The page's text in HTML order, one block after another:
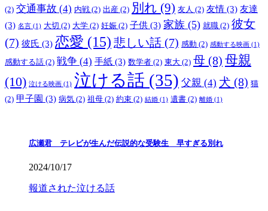
(2) 交通事故 (4) 内戦 (2) 出産 (2) 別れ (9) 友人 (2) 友情 (3) 友達
(3) 名言 (1) 大切 (2) 大学 (2) 妊娠 (2) 子供 (3) 家族 (5) 就職 (2) 彼女
(7) 彼氏 (3) 恋愛 (15) 悲しい話 (7) 感動 (2) 感動する映画 (1)
感動する話 (2) 戦争 (4) 手紙 (3) 数学者 (2) 東大 (2) 母 (8) 母親
(10) 泣ける映画 (1) 泣ける話 (35) 父親 (4) 犬 (8) 猫
(2) 甲子園 (3) 病気 (2) 祖母 (2) 約束 (2) 結婚 (1) 遺書 (2) 離婚 (1)
広瀬君 テレビが生んだ伝説的な受験生 早すぎる別れ
2024/10/17
報道された泣ける話